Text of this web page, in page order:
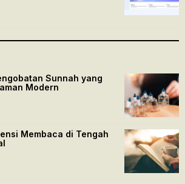
Sunnah yang
Modern
Membaca di Tengah